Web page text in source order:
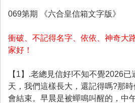
069第期 《六合皇信箱文字版》
衝破、不記得名字、依依、神奇大
家好！
【1】.老總見信好!不知不覺2026
天，我們這樣長大，還記得嗎?那
會結束。早晨是被蟬鳴叫醒的，中